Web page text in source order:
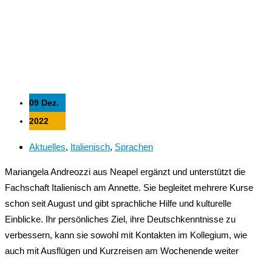
09 Dez.
2022
Aktuelles, Italienisch, Sprachen
Mariangela Andreozzi aus Neapel ergänzt und unterstützt die
Fachschaft Italienisch am Annette. Sie begleitet mehrere Kurse
schon seit August und gibt sprachliche Hilfe und kulturelle
Einblicke. Ihr persönliches Ziel, ihre Deutschkenntnisse zu
verbessern, kann sie sowohl mit Kontakten im Kollegium, wie
auch mit Ausflügen und Kurzreisen am Wochenende weiter